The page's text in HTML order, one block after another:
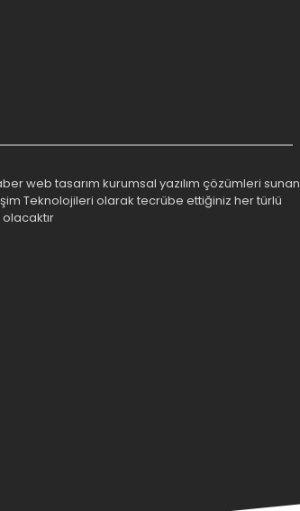
web tasarım kurumsal yazılım çözümleri sunan
Teknolojileri olarak tecrübe ettiğiniz her türlü